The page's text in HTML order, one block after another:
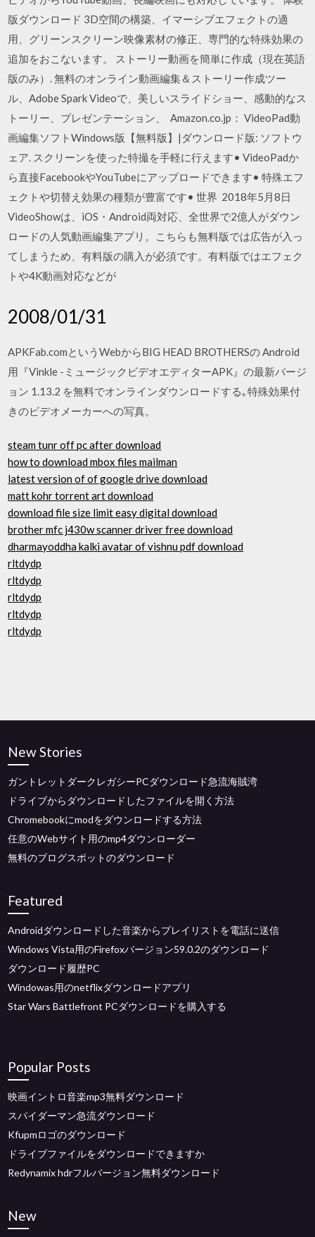
版ダウンロード 3D空間の構築、イマーシブエフェクトの適
用、グリーンスクリーン映像素材の修正、専門的な特殊効果の
追加をおこないます。 ストーリー動画を簡単に作成（現在英語
版のみ）. 無料のオンライン動画編集＆ストーリー作成ツー
ル、Adobe Spark Videoで、美しいスライドショー、感動的なス
トーリー、プレゼンテーション、 Amazon.co.jp： VideoPad動
画編集ソフトWindows版【無料版】|ダウンロード版: ソフトウ
ェア. スクリーンを使った特撮を手軽に行えます• VideoPadか
ら直接FacebookやYouTubeにアップロードできます• 特殊エフ
ェクトや切替え効果の種類が豊富です• 世界 2018年5月8日
VideoShowは、iOS・Android両対応、全世界で2億人がダウン
ロードの人気動画編集アプリ。こちらも無料版では広告が入っ
てしまうため、有料版の購入が必須です。有料版ではエフェク
トや4K動画対応などが
2008/01/31
APKFab.comというWebからBIG HEAD BROTHERSの Android
用『Vinkle -ミュージックビデオエディターAPK』の最新バージ
ョン 1.13.2 を無料でオンラインダウンロードする｡特殊効果付
きのビデオメーカーへの写真。
steam tunr off pc after download
how to download mbox files mailman
latest version of of google drive download
matt kohr torrent art download
download file size limit easy digital download
brother mfc j430w scanner driver free download
dharmayoddha kalki avatar of vishnu pdf download
rltdydp
rltdydp
rltdydp
rltdydp
rltdydp
New Stories
ガントレットダークレガシーPCダウンロード急流海賊湾
ドライブからダウンロードしたファイルを開く方法
Chromebookにmodをダウンロードする方法
任意のWebサイト用のmp4ダウンローダー
無料のブログスポットのダウンロード
Featured
Androidダウンロードした音楽からプレイリストを電話に送信
Windows Vista用のFirefoxバージョン59.0.2のダウンロード
ダウンロード履歴PC
Windowas用のnetflixダウンロードアプリ
Star Wars Battlefront PCダウンロードを購入する
Popular Posts
映画イントロ音楽mp3無料ダウンロード
スパイダーマン急流ダウンロード
Kfupmロゴのダウンロード
ドライブファイルをダウンロードできますか
Redynamix hdrフルバージョン無料ダウンロード
New